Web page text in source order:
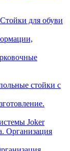
для обуви
стойки с
Joker
Организация